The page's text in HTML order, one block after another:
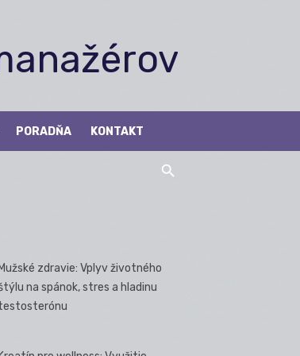
PORADŇA KONTAKT
Mužské zdravie: Vplyv životného
na spánok, stres a hladinu